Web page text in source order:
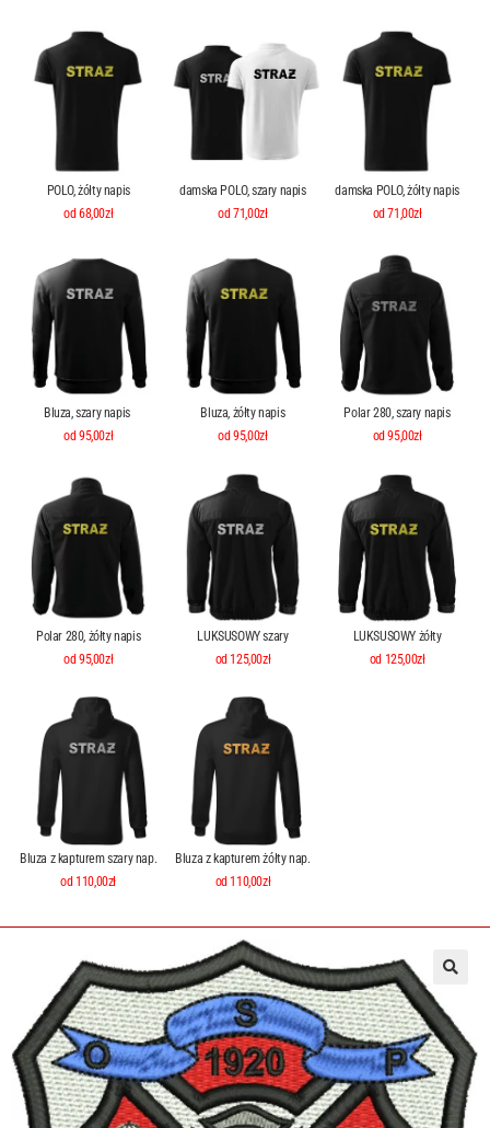
POLO, żółty napis
od 68,00zł
damska POLO, szary napis
od 71,00zł
damska POLO, żółty napis
od 71,00zł
Bluza, szary napis
od 95,00zł
Bluza, żółty napis
od 95,00zł
Polar 280, szary napis
od 95,00zł
Polar 280, żółty napis
od 95,00zł
LUKSUSOWY szary
od 125,00zł
LUKSUSOWY żółty
od 125,00zł
Bluza z kapturem szary nap.
od 110,00zł
Bluza z kapturem żółty nap.
od 110,00zł